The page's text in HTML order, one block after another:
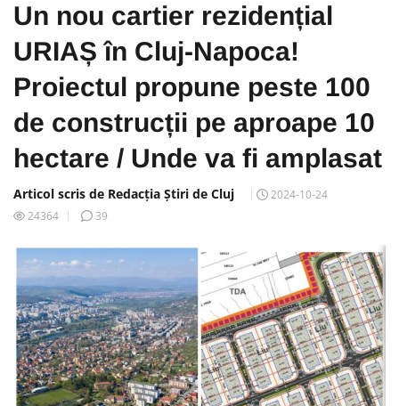
Un nou cartier rezidențial
URIAȘ în Cluj-Napoca!
Proiectul propune peste 100
de construcții pe aproape 10
hectare / Unde va fi amplasat
Articol scris de Redacția Știri de Cluj
2024-10-24
24364
39